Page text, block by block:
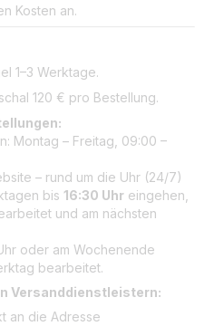
Kosten an.
1–3 Werktage.
120 € pro Bestellung.
Montag – Freitag, 09:00 –
– rund um die Uhr (24/7)
bis 16:30 Uhr eingehen,
und am nächsten
oder am Wochenende
bearbeitet.
Versanddienstleistern:
an die Adresse